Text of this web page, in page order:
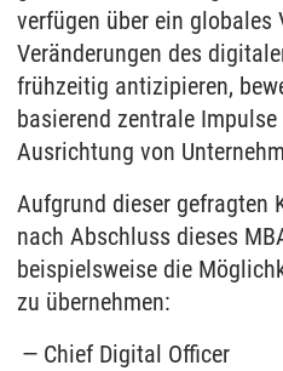
verfügen über ein
Veränderungen des
frühzeitig antizipieren,
basierend zentrale
Ausrichtung von
Aufgrund dieser gefragten
nach Abschluss dieses
beispielsweise die
zu übernehmen:
Chief Digital Officer